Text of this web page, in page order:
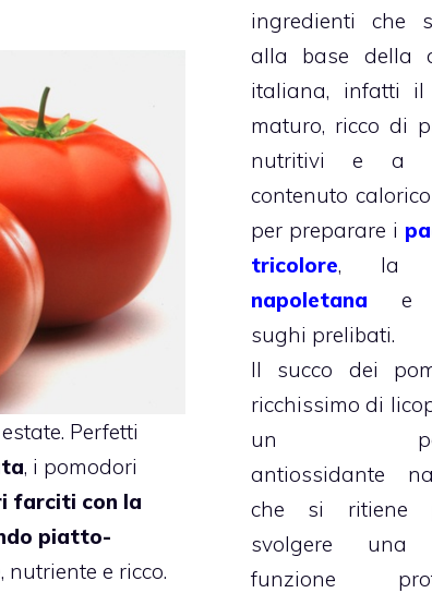
Perfetti
, i pomodori
farciti con la
piatto-
e ricco.
ingredienti che
alla base della
italiana, infatti il
maturo, ricco di
nutritivi e a
contenuto
per preparare i
tricolore, la
napoletana e
sughi prelibati.
Il succo dei
ricchissimo di
un
antiossidante
che si ritiene
svolgere una
funzione